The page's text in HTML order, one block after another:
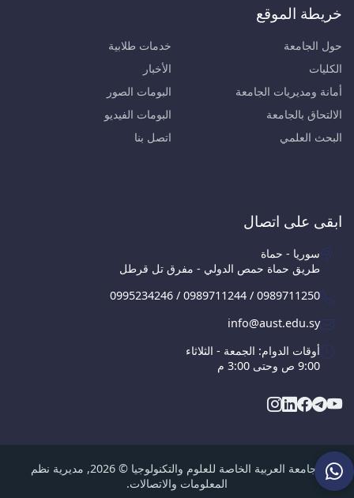
خريطة الموقع
حول الجامعة
الكليات
أمانة ومديريات الجامعة
الالتحاق بالجامعة
البحث العلمي
خدمات طلابية
الأخبار
البومات الصور
البومات الفيديو
اتصل بنا
ابقى على اتصال
سوريا - حماة
طريق حماة حمص الدولي - مفرق تل قرطل
0995234246 / 0989711244 / 0989711250
info@aust.edu.sy
أوقات الدوام: الجمعة - الثلاثاء
9:00 ص وحتى 3:00 م
الجامعة العربية الخاصة للعلوم والتكنولوجيا © 2026, مديرية نظم
المعلومات والاتصالات.